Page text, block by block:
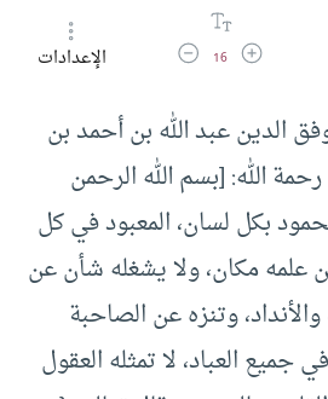
زيادة حجم الخط
16 تقليل حجم الخطالإعدادات
الدين عبد الله بن أحمد بن
الله: [بسم الله الرحمن
بكل لسان، المعبود في كل
علمه مكان، ولا يشغله شأن عن
وتنزه عن الصاحبة
جميع العباد، لا تمثله العقول